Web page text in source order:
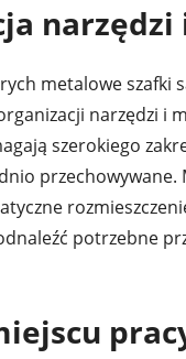
metalowe szafki
narzędzi i
szerokiego
przechowywane.
potrzebne